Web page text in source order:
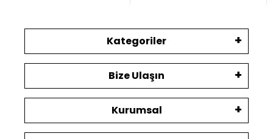
Kategoriler
Bize Ulaşın
Kurumsal